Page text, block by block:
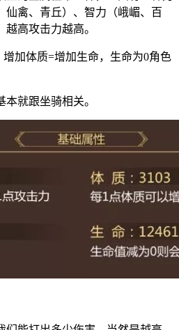
仙禽、青丘）、智力（峨嵋、百
高攻击力越高。
加体质=增加生命，生命为0角色
就跟坐骑相关。